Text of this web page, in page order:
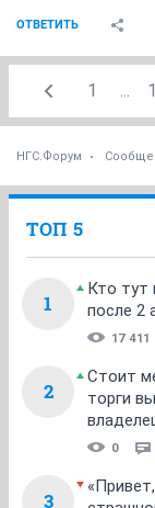
ОТВЕТИТЬ
1
НГС.Форум
ТОП 5
1
Кто тут
после 2
17 411
2
Стоит
торги
0
3